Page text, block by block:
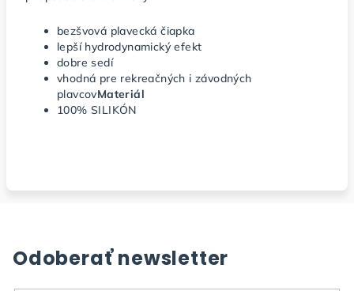
bezšvová plavecká čiapka
lepší hydrodynamický efekt
dobre sedí
vhodná pre rekreačných i závodných
plavcovMateriál
100% SILIKÓN
Odoberať newsletter